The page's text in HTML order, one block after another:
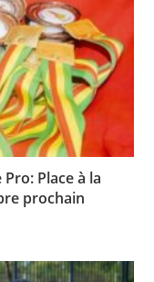
Place à la
prochain